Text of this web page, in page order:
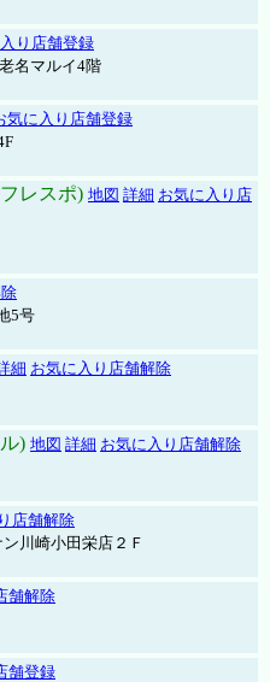
り店舗登録
名マルイ4階
気に入り店舗登録
レスポ) 地図 詳細 お気に入り店
5号
細 お気に入り店舗解除
) 地図 詳細 お気に入り店舗解除
店舗解除
川崎小田栄店２Ｆ
舗解除
舗登録